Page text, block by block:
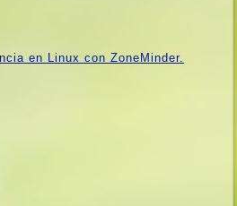
en Linux con ZoneMinder.